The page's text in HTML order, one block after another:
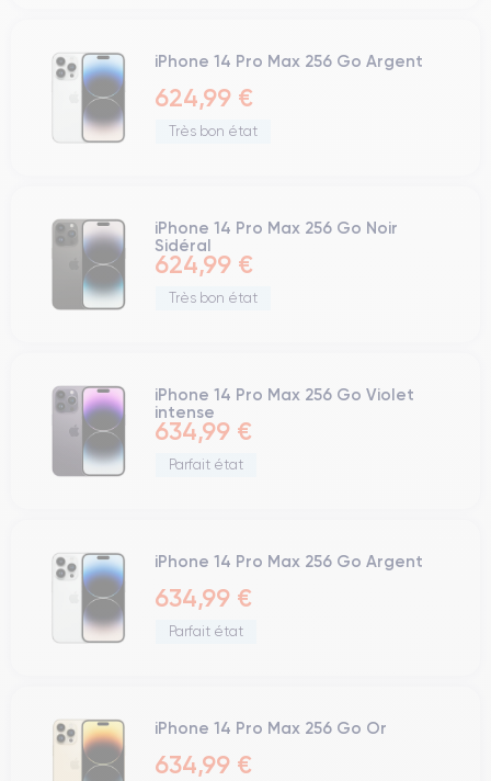
iPhone 14 Pro Max 256 Go Argent
624,99 €
Très bon état
iPhone 14 Pro Max 256 Go Noir
Sidéral
624,99 €
Très bon état
iPhone 14 Pro Max 256 Go Violet
intense
634,99 €
Parfait état
iPhone 14 Pro Max 256 Go Argent
634,99 €
Parfait état
iPhone 14 Pro Max 256 Go Or
634,99 €